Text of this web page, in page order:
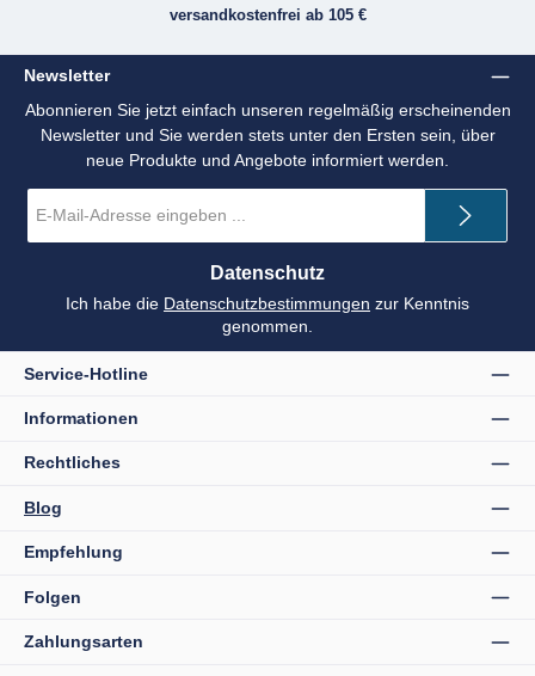
versandkostenfrei ab 105 €
Newsletter
Abonnieren Sie jetzt einfach unseren regelmäßig erscheinenden
Newsletter und Sie werden stets unter den Ersten sein, über
neue Produkte und Angebote informiert werden.
Mail-
*
Datenschutz
Ich habe die Datenschutzbestimmungen zur Kenntnis
genommen.
Service-Hotline
Informationen
Rechtliches
Blog
Empfehlung
Folgen
Zahlungsarten